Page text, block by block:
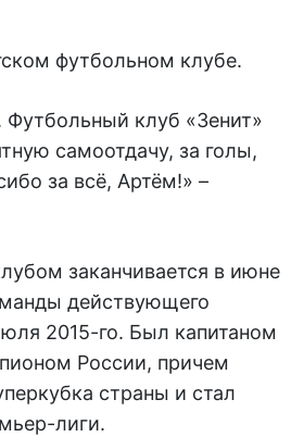
футбольном клубе.
клуб «Зенит»
самоотдачу, за голы,
за всё, Артём!» –
заканчивается в июне
действующего
2015-го. Был капитаном
России, причем
страны и стал
лиги.